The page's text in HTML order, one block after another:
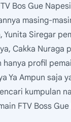
Bos Gue
masing-
Yunita Siregar
Cakka Nuraga
hanya profil
Ya Ampun saja
kumpulan
FTV Boss